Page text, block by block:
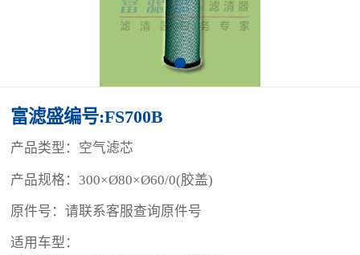
富滤盛编号:FS700B
产品类型：空气滤芯
产品规格：300×Ø80×Ø60/0(胶盖)
原件号：请联系客服查询原件号
适用车型：